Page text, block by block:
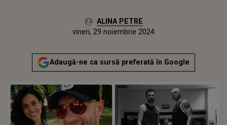
Autor:ALINA PETRE
luni, 25 decembrie 2023Actualizat:
vineri, 29 noiembrie 2024
Adaugă-ne ca sursă preferată în Google